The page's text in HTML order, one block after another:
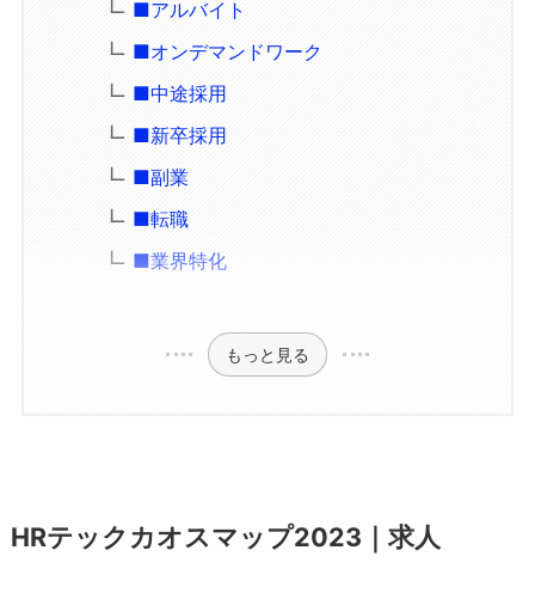
■アルバイト
■オンデマンドワーク
■中途採用
■新卒採用
■副業
■転職
■業界特化
もっと見る
HRテックカオスマップ2023｜求人